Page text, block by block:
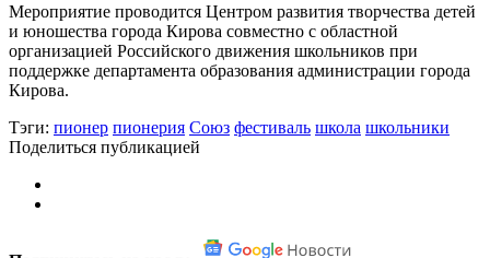
Мероприятие проводится Центром развития творчества детей
и юношества города Кирова совместно с областной
организацией Российского движения школьников при
поддержке департамента образования администрации города
Кирова.
Тэги: пионер пионерия Союз фестиваль школа школьники
Поделиться публикацией